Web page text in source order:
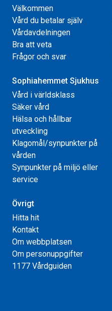
Välkommen
Vård du betalar själv
Vårdavdelningen
Bra att veta
Frågor och svar
Sophiahemmet Sjukhus
Vård i världsklass
Säker vård
Hälsa och hållbar
utveckling
Klagomål/synpunkter på
vården
Synpunkter på miljö eller
service
Övrigt
Hitta hit
Kontakt
Om webbplatsen
Om personuppgifter
1177 Vårdguiden